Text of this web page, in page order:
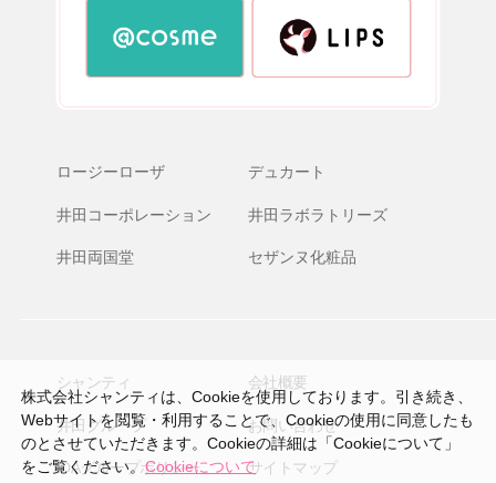
ロージーローザ デュカート
井田コーポレーション 井田ラボラトリーズ
井田両国堂 セザンヌ化粧品
シャンティ 会社概要
井田グループ お問い合わせ
IDAグループポリシー サイトマップ
株式会社シャンティは、Cookieを使用しております。引き続き、
Webサイトを閲覧・利用することで、Cookieの使用に同意したも
のとさせていただきます。Cookieの詳細は「Cookieについて」
をご覧ください。Cookieについて